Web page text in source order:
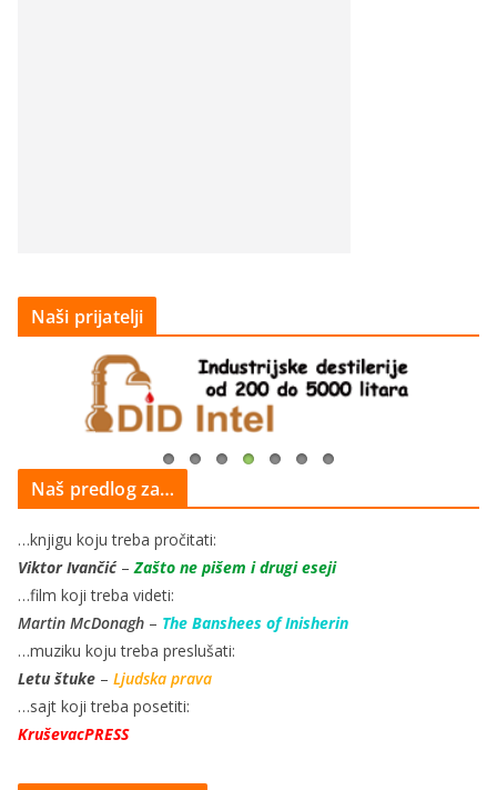
Naši prijatelji
Naš predlog za…
…knjigu koju treba pročitati:
Viktor Ivančić–Zašto ne pišem i drugi eseji
…film koji treba videti:
Martin McDonagh – The Banshees of Inisherin
…muziku koju treba preslušati:
Letu štuke – Ljudska prava
…sajt koji treba posetiti:
KruševacPRESS